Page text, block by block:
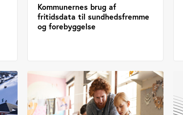
Kommunernes brug af
fritidsdata til sundhedsfremme
og forebyggelse